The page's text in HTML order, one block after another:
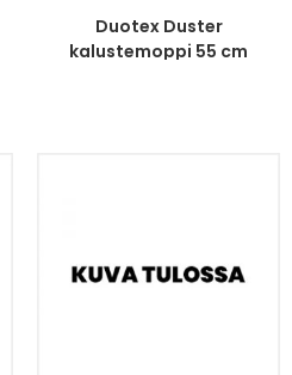
Duotex Duster
kalustemoppi 55 cm